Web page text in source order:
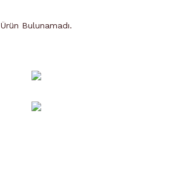
Ürün Bulunamadı.
Ürün Bulunamadı.